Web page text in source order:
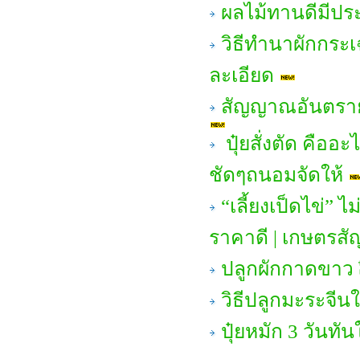
ผลไม้ทานดีมีปร
วิธีทำนาผักกระ
ละเอียด
สัญญาณอันตรา
ปุ๋ยสั่งตัด คืออะ
ชัดๆถนอมจัดให้
“เลี้ยงเป็ดไข่”
ราคาดี | เกษตรสั
ปลูกผักกาดขาว
วิธีปลูกมะระจีน
ปุ๋ยหมัก 3 วันทั